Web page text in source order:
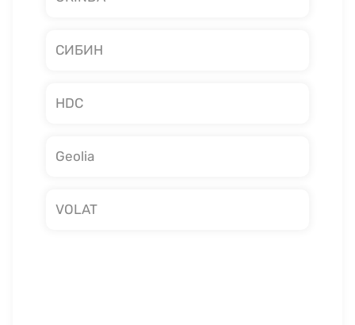
СИБИН
HDC
Geolia
VOLAT